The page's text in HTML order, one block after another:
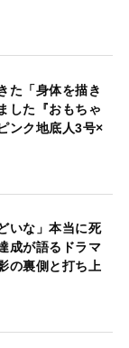
た「身体を描き
した『おもちゃ
ンク地底人3号×
いな」本当に死
成が語るドラマ
の裏側と打ち上